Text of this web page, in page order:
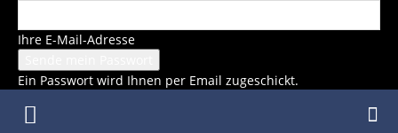
Ihre E-Mail-Adresse
Ein Passwort wird Ihnen per Email zugeschickt.